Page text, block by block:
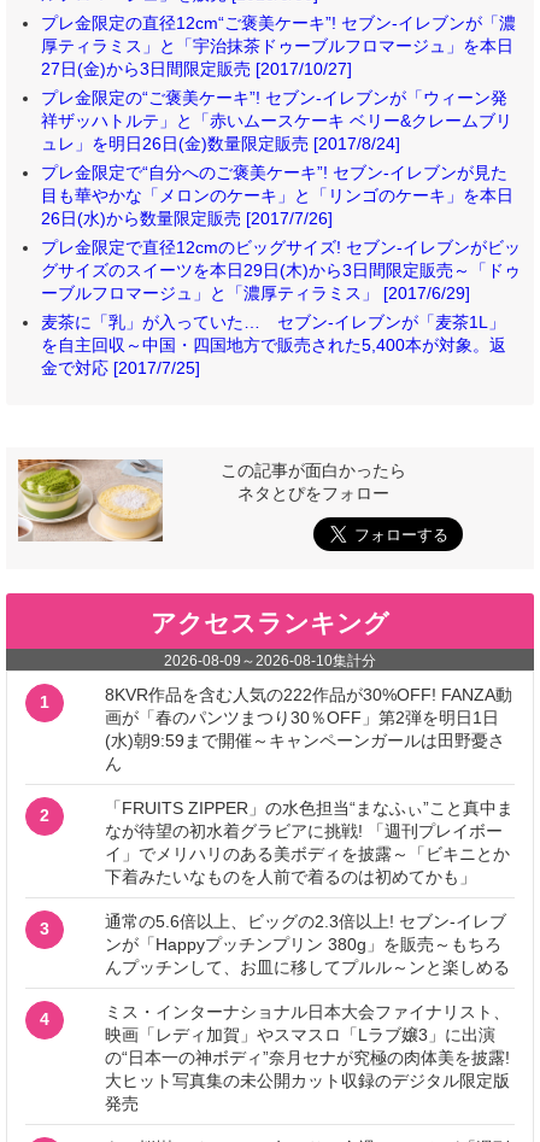
プレ金限定の直径12cm“ご褒美ケーキ”! セブン‐イレブンが「濃
厚ティラミス」と「宇治抹茶ドゥーブルフロマージュ」を本日
27日(金)から3日間限定販売 [2017/10/27]
プレ金限定の“ご褒美ケーキ”! セブン‐イレブンが「ウィーン発
祥ザッハトルテ」と「赤いムースケーキ ベリー&クレームブリ
ュレ」を明日26日(金)数量限定販売 [2017/8/24]
プレ金限定で“自分へのご褒美ケーキ”! セブン‐イレブンが見た
目も華やかな「メロンのケーキ」と「リンゴのケーキ」を本日
26日(水)から数量限定販売 [2017/7/26]
プレ金限定で直径12cmのビッグサイズ! セブン‐イレブンがビッ
グサイズのスイーツを本日29日(木)から3日間限定販売～「ドゥ
ーブルフロマージュ」と「濃厚ティラミス」 [2017/6/29]
麦茶に「乳」が入っていた… セブン‐イレブンが「麦茶1L」
を自主回収～中国・四国地方で販売された5,400本が対象。返
金で対応 [2017/7/25]
この記事が面白かったら
ネタとぴをフォロー
アクセスランキング
2026-08-09 ～2026-08-10集計分
1
8KVR作品を含む人気の222作品が30%OFF! FANZA動
画が「春のパンツまつり30％OFF」第2弾を明日1日
(水)朝9:59まで開催～キャンペーンガールは田野憂さ
ん
2
「FRUITS ZIPPER」の水色担当“まなふぃ”こと真中ま
なが待望の初水着グラビアに挑戦! 「週刊プレイボー
イ」でメリハリのある美ボディを披露～「ビキニとか
下着みたいなものを人前で着るのは初めてかも」
3
通常の5.6倍以上、ビッグの2.3倍以上! セブン‐イレブ
ンが「Happyプッチンプリン 380g」を販売～もちろ
んプッチンして、お皿に移してプルル～ンと楽しめる
4
ミス・インターナショナル日本大会ファイナリスト、
映画「レディ加賀」やスマスロ「Lラブ嬢3」に出演
の“日本一の神ボディ”奈月セナが究極の肉体美を披露!
大ヒット写真集の未公開カット収録のデジタル限定版
発売